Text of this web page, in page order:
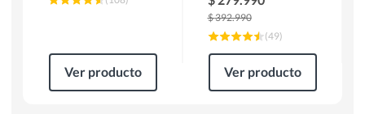
Ver producto
$392.990
(49)
Ver producto